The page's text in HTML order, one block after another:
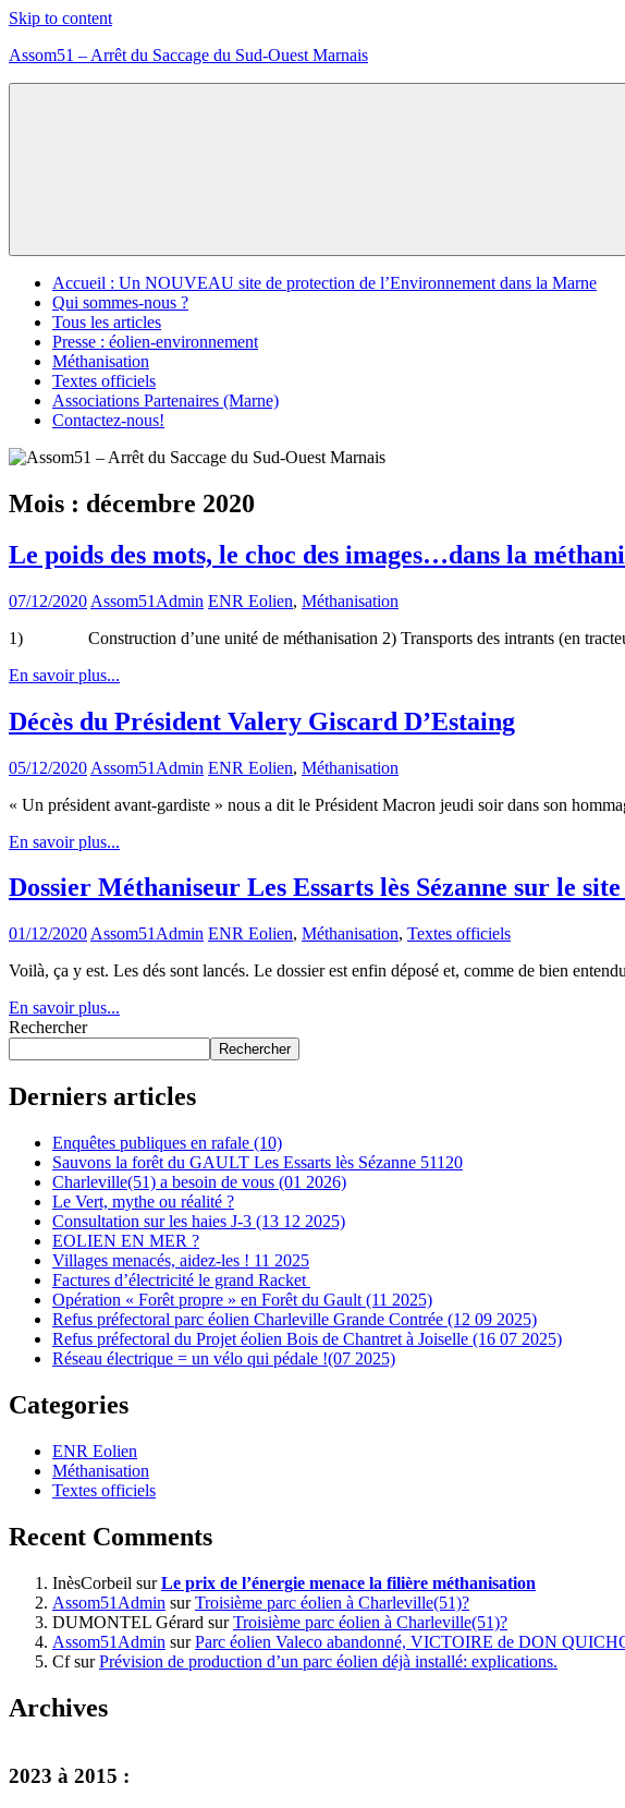
Skip to content
Assom51 – Arrêt du Saccage du Sud-Ouest Marnais
Accueil : Un NOUVEAU site de protection de l’Environnement dans la Marne
Qui sommes-nous ?
Tous les articles
Presse : éolien-environnement
Méthanisation
Textes officiels
Associations Partenaires (Marne)
Contactez-nous!
Mois : décembre 2020
Le poids des mots, le choc des images…dans la
07/12/2020 Assom51Admin ENR Eolien, Méthanisation
1) Construction d’une unité de méthanisation 2) Transports des intrants (en
En savoir plus...
Décès du Président Valery Giscard D’Estaing
05/12/2020 Assom51Admin ENR Eolien, Méthanisation
« Un président avant-gardiste » nous a dit le Président Macron jeudi soir dans son
En savoir plus...
Dossier Méthaniseur Les Essarts lès Sézanne sur le
01/12/2020 Assom51Admin ENR Eolien, Méthanisation, Textes officiels
Voilà, ça y est. Les dés sont lancés. Le dossier est enfin déposé et, comme de bien
En savoir plus...
Rechercher
Rechercher
Derniers articles
Enquêtes publiques en rafale (10)
Sauvons la forêt du GAULT Les Essarts lès Sézanne 51120
Charleville(51) a besoin de vous (01 2026)
Le Vert, mythe ou réalité ?
Consultation sur les haies J-3 (13 12 2025)
EOLIEN EN MER ?
Villages menacés, aidez-les ! 11 2025
Factures d’électricité le grand Racket
Opération « Forêt propre » en Forêt du Gault (11 2025)
Refus préfectoral parc éolien Charleville Grande Contrée (12 09 2025)
Refus préfectoral du Projet éolien Bois de Chantret à Joiselle (16 07 2025)
Réseau électrique = un vélo qui pédale !(07 2025)
Categories
ENR Eolien
Méthanisation
Textes officiels
Recent Comments
InèsCorbeil surLe prix de l’énergie menace la filière méthanisation
Assom51Admin surTroisième parc éolien à Charleville(51)?
DUMONTEL Gérard surTroisième parc éolien à Charleville(51)?
Assom51Admin surParc éolien Valeco abandonné, VICTOIRE de DON
CfsurPrévision de production d’un parc éolien déjà installé: explications.
Archives
2023 à 2015 :